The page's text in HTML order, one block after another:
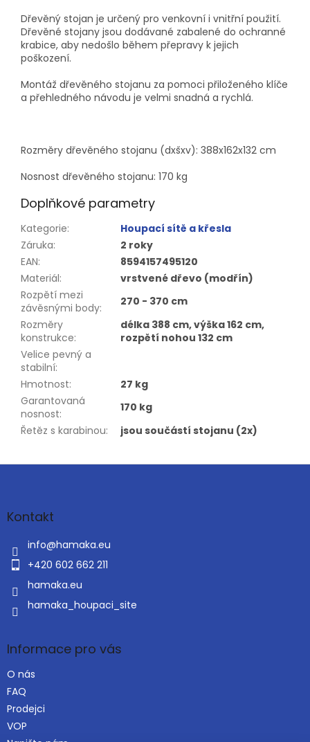
Dřevěný stojan je určený pro venkovní i vnitřní použití.
Dřevěné stojany jsou dodávané zabalené do ochranné
krabice, aby nedošlo během přepravy k jejich
poškození.
Montáž dřevěného stojanu za pomoci přiloženého klíče
a přehledného návodu je velmi snadná a rychlá.
Rozměry dřevěného stojanu (dxšxv): 388x162x132 cm
Nosnost dřevěného stojanu: 170 kg
Doplňkové parametry
Kategorie:
Houpací sítě a křesla
Záruka:
2 roky
EAN:
8594157495120
Materiál:
vrstvené dřevo (modřín)
Rozpětí mezi
závěsnými body:
270 - 370 cm
Rozměry
konstrukce:
délka 388 cm, výška 162 cm,
rozpětí nohou 132 cm
Velice pevný a
stabilní:
Hmotnost:
27 kg
Garantovaná
nosnost:
170 kg
Řetěz s karabinou: jsou součástí stojanu (2x)
Z
aKontakt
info@hamaka.eu
+420 602 662 211
hamaka.eu
hamaka_houpaci_site
Informace pro vás
O nás
FAQ
Prodejci
VOP